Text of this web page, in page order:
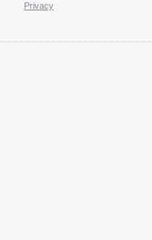
Privacy